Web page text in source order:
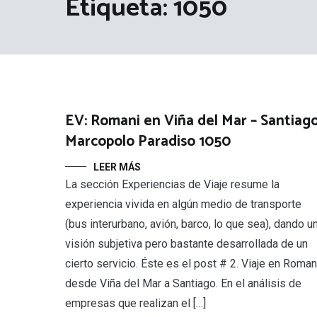
EV: Romani en Viña del Mar –
Marcopolo Paradiso 1050
LEER MÁS
La sección Experiencias de Viaje resume la
experiencia vivida en algún medio de transporte
(bus interurbano, avión, barco, lo que sea), dando
visión subjetiva pero bastante desarrollada de un
cierto servicio. Éste es el post # 2. Viaje en
desde Viña del Mar a Santiago. En el análisis de
empresas que realizan el […]